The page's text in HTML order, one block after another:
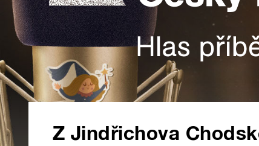
Z Jindřichova